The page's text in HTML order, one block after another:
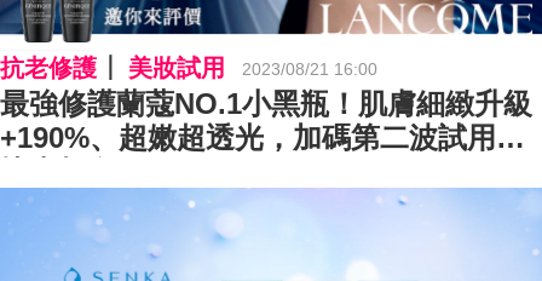
抗老修護 美妝試用 2023/08/21 16:00
最強修護蘭蔻NO.1小黑瓶！肌膚細緻升級
+190%、超嫩超透光，加碼第二波試用，